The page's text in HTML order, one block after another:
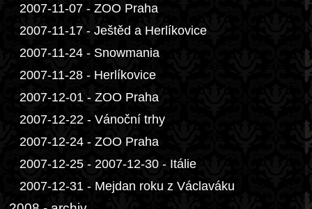
2007-11-07 - ZOO Praha
2007-11-17 - Ještěd a Herlíkovice
2007-11-24 - Snowmania
2007-11-28 - Herlíkovice
2007-12-01 - ZOO Praha
2007-12-22 - Vánoční trhy
2007-12-24 - ZOO Praha
2007-12-25 - 2007-12-30 - Itálie
2007-12-31 - Mejdan roku z Václaváku